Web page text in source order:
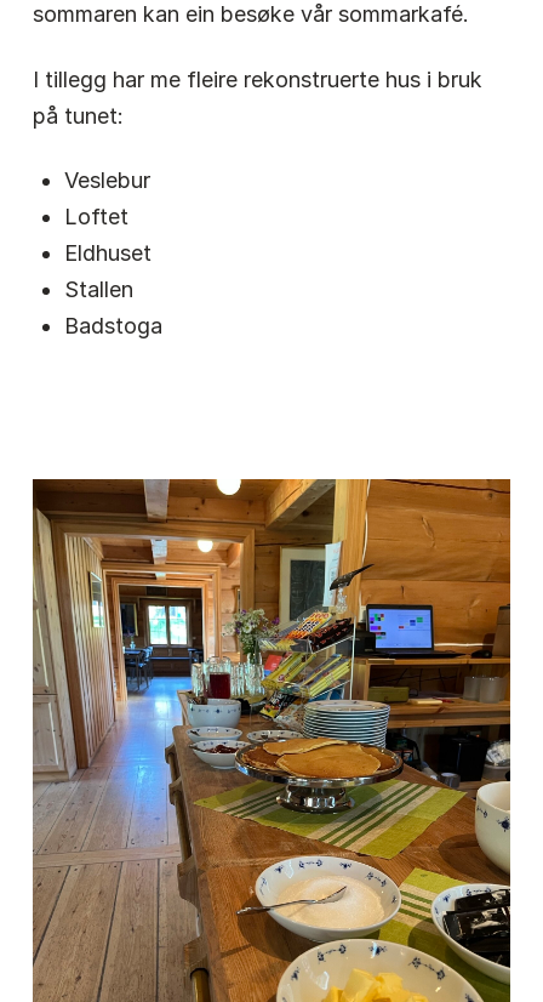
sommaren kan ein besøke vår sommarkafé.
I tillegg har me fleire rekonstruerte hus i bruk
på tunet:
Veslebur
Loftet
Eldhuset
Stallen
Badstoga